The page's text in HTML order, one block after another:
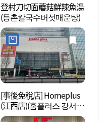
登村刀切面蘑菇鮮辣魚湯
(등촌칼국수버섯매운탕)
[事後免稅店] Homeplus
(江西店)(홈플러스 강서
점)